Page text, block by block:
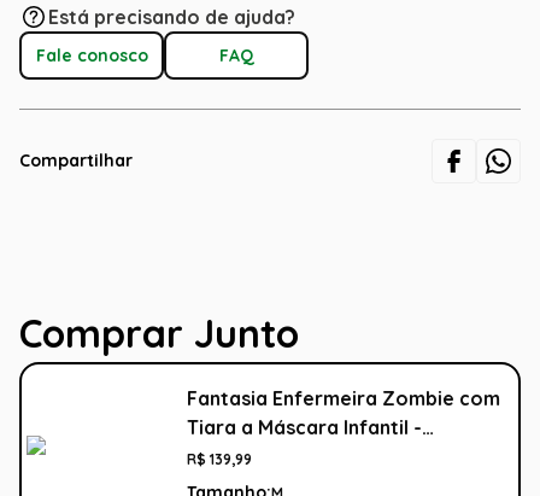
Está precisando de ajuda?
Fale conosco FAQ
Compartilhar
Comprar Junto
Fantasia Enfermeira Zombie com
Tiara a Máscara Infantil -
Halloween
R$ 139,99